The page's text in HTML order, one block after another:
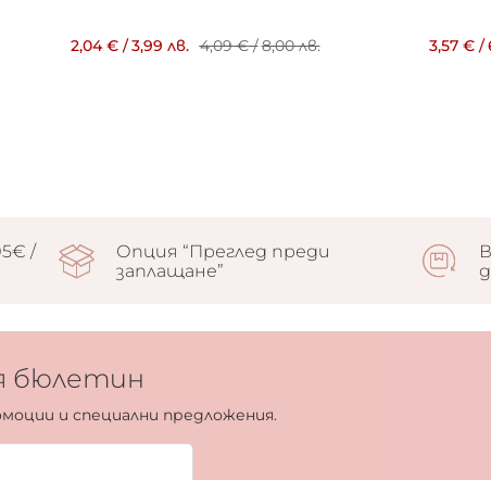
2,04 €/3,99 лв. 4,09 €/8,00 лв.
3,57 €/
/
Опция “Преглед преди
заплащане”
бюлетин
и специални предложения.